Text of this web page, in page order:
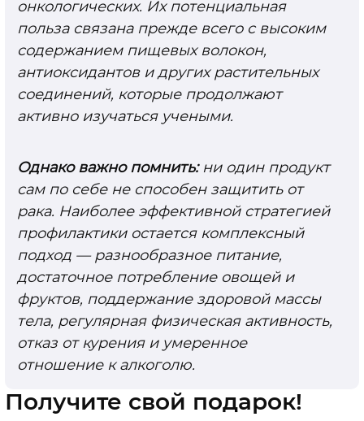
онкологических. Их потенциальная
польза связана прежде всего с высоким
содержанием пищевых волокон,
антиоксидантов и других растительных
соединений, которые продолжают
активно изучаться учеными.
Однако важно помнить:ни один продукт
сам по себе не способен защитить от
рака. Наиболее эффективной стратегией
профилактики остается комплексный
подход — разнообразное питание,
достаточное потребление овощей и
фруктов, поддержание здоровой массы
тела, регулярная физическая активность,
отказ от курения и умеренное
отношение к алкоголю.
Получите свой подарок!